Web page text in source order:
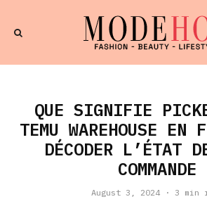
QUE SIGNIFIE
TEMU WAREHOUSE EN
DÉCODER L’ÉTAT
COMMANDE
August 3, 2024 · 3 min